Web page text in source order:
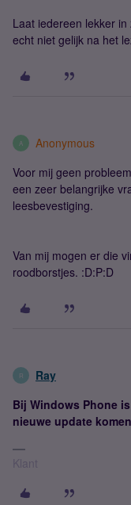
Laat iedereen lekker
echt niet gelijk na het
A Anonymous
Voor mij geen
een zeer belangrijke
leesbevestiging.
Van mij mogen er die
roodborstjes. :D:P:D
R Ray
Bij Windows Phone
nieuwe update
Klant